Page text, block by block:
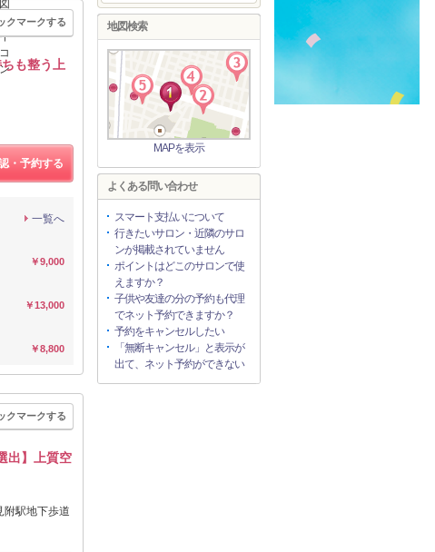
クマークする
も整う上
・予約する
一覧へ
￥9,000
￥13,000
￥8,800
クマークする
出】上質空
駅地下歩道
地図検索
MAPを表示
よくある問い合わせ
スマート支払いについて
行きたいサロン・近隣のサロ
ンが掲載されていません
ポイントはどこのサロンで使
えますか？
子供や友達の分の予約も代理
でネット予約できますか？
予約をキャンセルしたい
「無断キャンセル」と表示が
出て、ネット予約ができない